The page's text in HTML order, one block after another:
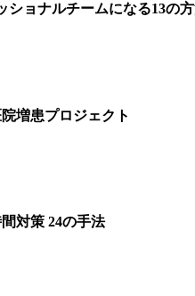
ショナルチームになる13の
増患プロジェクト
対策 24の手法